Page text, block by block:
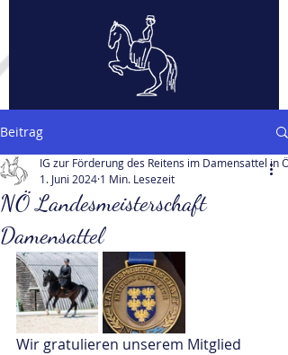
Beitrag
NÖ Landesmeisterschaft
Damensattel
IG zur Förderung des Reitens im Damensattel in
1. Juni 2024 1 Min. Lesezeit
Wir gratulieren unserem Mitglied